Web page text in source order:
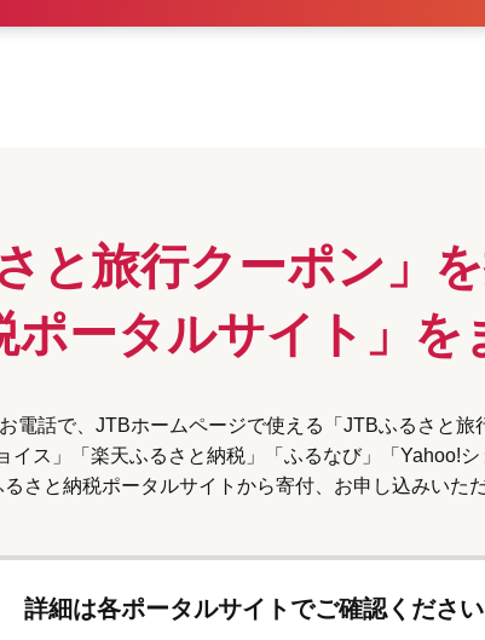
と旅行クーポン」
ポータルサイト」を
電話で、JTBホームページで使える
「JTBふるさと
イス」「楽天ふるさと納税」
「ふるなび」「Yahoo!
さと納税ポータルサイトから寄付、 お申し込みいた
詳細は各ポータルサイトでご確認ください